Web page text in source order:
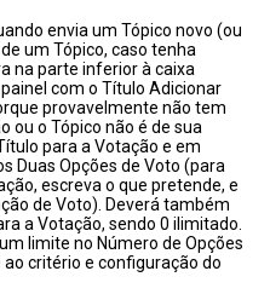
envia um Tópico novo (ou
um Tópico, caso tenha
na parte inferior à caixa
com o Título Adicionar
provavelmente não tem
ou o Tópico não é de sua
para a Votação e em
Duas Opções de Voto (para
escreva o que pretende, e
de Voto). Deverá também
a Votação, sendo 0 ilimitado.
limite no Número de Opções
critério e configuração do